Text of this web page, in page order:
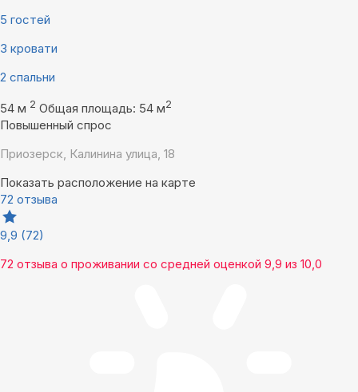
5 гостей
3 кровати
2 спальни
54 м 2 Общая площадь: 54 м2
Повышенный спрос
Приозерск, Калинина улица, 18
Показать расположение на карте
72 отзыва
9,9 (72)
72 отзыва о проживании со средней оценкой 9,9 из 10,0